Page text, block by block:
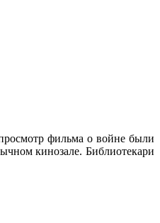
фильма о войне были
кинозале. Библиотекари